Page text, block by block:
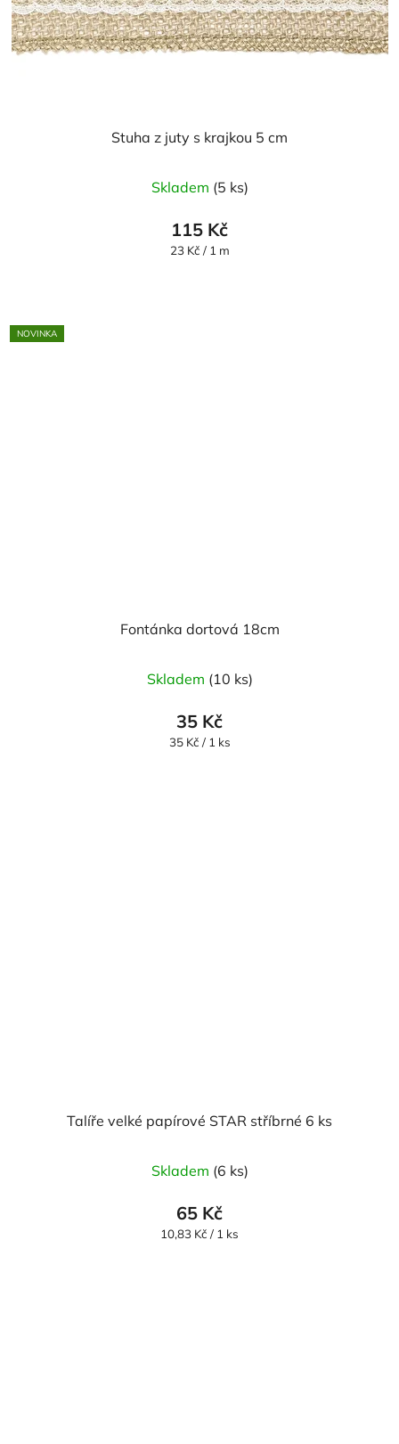
Stuha z juty s krajkou 5 cm
hodnocení
produktu
je
Skladem (5 ks)
115 Kč
Měrná
23 Kč / 1 m
NOVINKA
Fontánka dortová 18cm
Skladem (10 ks)
35 Kč
Měrná
35 Kč / 1 ks
Talíře velké papírové STAR stříbrné 6 ks
Skladem (6 ks)
65 Kč
Měrná
10,83 Kč / 1 ks